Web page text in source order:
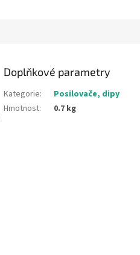
Doplňkové parametry
Kategorie:
Posilovače, dipy
Hmotnost: 0.7 kg